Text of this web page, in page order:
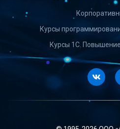
Курсы
Курсы 1С.